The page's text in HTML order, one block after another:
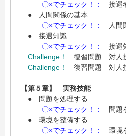
〇×でチェック！：
接遇
● 人間関係の基本
〇×でチェック！：
人間
● 接遇知識
〇×でチェック！：
接遇
Challenge！
復習問題 対人
Challenge！
復習問題 対人
【第５章】 実務技能
● 問題を処理する
〇×でチェック！：
問題
● 環境を整備する
〇×でチェック！：
環境